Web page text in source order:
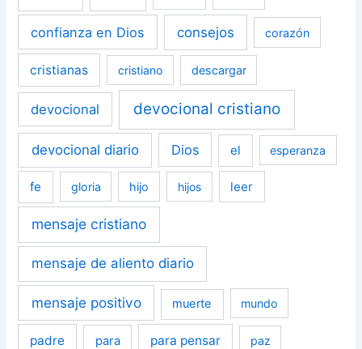
confianza en Dios consejos corazón
cristianas cristiano descargar
devocional devocional cristiano
devocional diario Dios el esperanza
fe gloria hijo hijos leer
mensaje cristiano
mensaje de aliento diario
mensaje positivo muerte mundo
padre para para pensar paz